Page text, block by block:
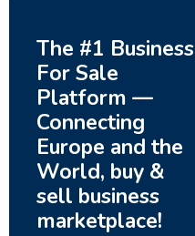
The #1 Business
For Sale
Platform —
Connecting
Europe and the
World, buy &
sell business
marketplace!